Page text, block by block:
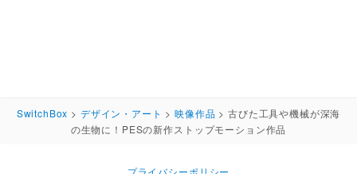
SwitchBox > デザイン・アート >映像作品 > 古びた工具や機械が深海
の生物に！PESの新作ストップモーション作品
プライバシーポリシー